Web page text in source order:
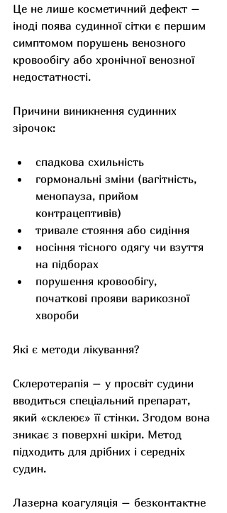
Це не лише косметичний дефект –
іноді поява судинної сітки є першим
симптомом порушень венозного
кровообігу або хронічної венозної
недостатності.
Причини виникнення судинних
зірочок:
спадкова схильність
гормональні зміни (вагітність,
менопауза, прийом
контрацептивів)
тривале стояння або сидіння
носіння тісного одягу чи взуття
на підборах
порушення кровообігу,
початкові прояви варикозної
хвороби
Які є методи лікування?
Склеротерапія – у просвіт судини
вводиться спеціальний препарат,
який «склеює» її стінки. Згодом вона
зникає з поверхні шкіри. Метод
підходить для дрібних і середніх
судин.
Лазерна коагуляція – безконтактне